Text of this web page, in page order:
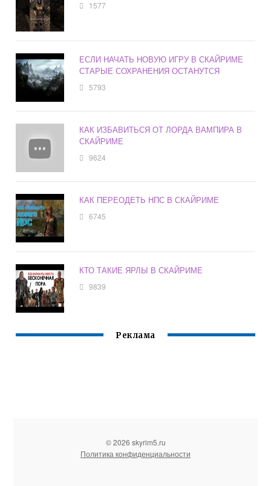
1577
ЕСЛИ НАЧАТЬ НОВУЮ ИГРУ В СКАЙРИМЕ
СТАРЫЕ СОХРАНЕНИЯ ОСТАНУТСЯ
5793
КАК ИЗБАВИТЬСЯ ОТ ЛОРДА ВАМПИРА В
СКАЙРИМЕ
9624
КАК ПЕРЕОДЕТЬ НПС В СКАЙРИМЕ
6745
КТО ТАКИЕ ЯРЛЫ В СКАЙРИМЕ
9839
Реклама
© 2026 skyrim5.ru
Политика конфиденциальности